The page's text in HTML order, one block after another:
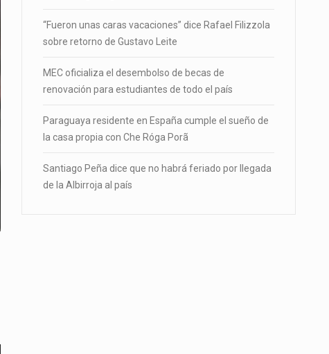
“Fueron unas caras vacaciones” dice Rafael Filizzola
sobre retorno de Gustavo Leite
MEC oficializa el desembolso de becas de
renovación para estudiantes de todo el país
Paraguaya residente en España cumple el sueño de
la casa propia con Che Róga Porã
Santiago Peña dice que no habrá feriado por llegada
de la Albirroja al país